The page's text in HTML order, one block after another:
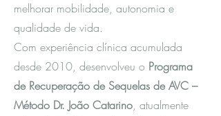
melhorar mobilidade, autonomia e
qualidade de vida.
Com experiência clínica acumulada
desde 2010, desenvolveu o Programa
de Recuperação de Sequelas de AVC –
Método Dr. João Catarino, atualmente